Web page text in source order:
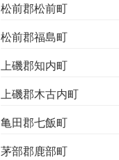
松前郡松前町
松前郡福島町
上磯郡知内町
上磯郡木古内町
亀田郡七飯町
茅部郡鹿部町